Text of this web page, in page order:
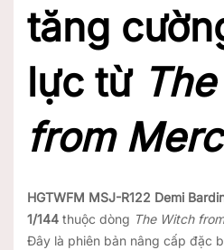
tăng
lực từ
from
HGTWFM MSJ-R122 Demi
1/144 thuộc dòng The Witch
Đây là phiên bản nâng cấp đặc